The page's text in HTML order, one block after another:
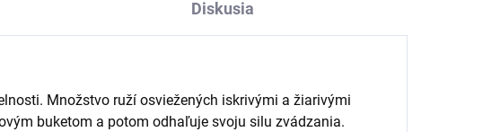
Diskusia
Množstvo ruží osviežených iskrivými a žiarivými
buketom a potom odhaľuje svoju silu zvádzania.